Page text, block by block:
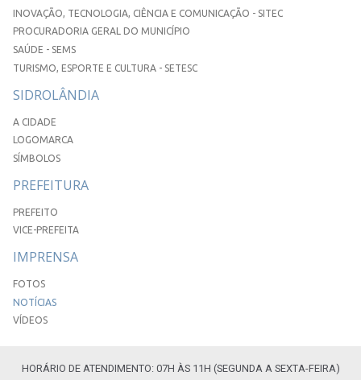
INOVAÇÃO, TECNOLOGIA, CIÊNCIA E COMUNICAÇÃO - SITEC
PROCURADORIA GERAL DO MUNICÍPIO
SAÚDE - SEMS
TURISMO, ESPORTE E CULTURA - SETESC
SIDROLÂNDIA
A CIDADE
LOGOMARCA
SÍMBOLOS
PREFEITURA
PREFEITO
VICE-PREFEITA
IMPRENSA
FOTOS
NOTÍCIAS
VÍDEOS
HORÁRIO DE ATENDIMENTO: 07H ÀS 11H (SEGUNDA A SEXTA-FEIRA)